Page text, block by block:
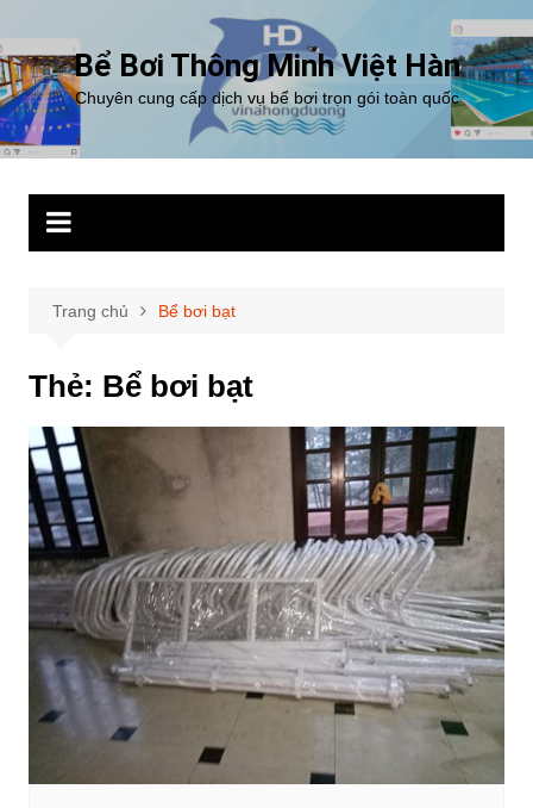
đến
phần
nội
dung
Bể Bơi Thông Minh Việt Hàn
Chuyên cung cấp dịch vụ bể bơi trọn gói toàn quốc
Trang chủ Bể bơi bạt
Thẻ: Bể bơi bạt